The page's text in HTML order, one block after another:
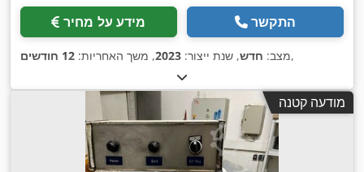
מידע על מחיר התקשר
מצב: חדש, שנת ייצור: 2023, משך האחריות: 12 חודשים ,
מודעה קטנה